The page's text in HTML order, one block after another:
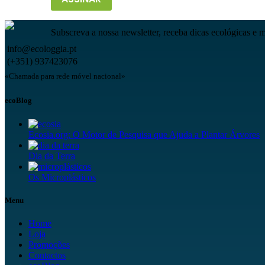
Subscreva a nossa newsletter, receba dicas ecológicas e
info@ecologgia.pt
(+351) 937423076
«Chamada para rede móvel nacional»
ecoBlog
Ecosia.org: O Motor de Pesquisa que Ajuda a Plantar Árvores
Dia da Terra
Os Microplásticos
Menu
Home
Loja
Promoções
Contactos